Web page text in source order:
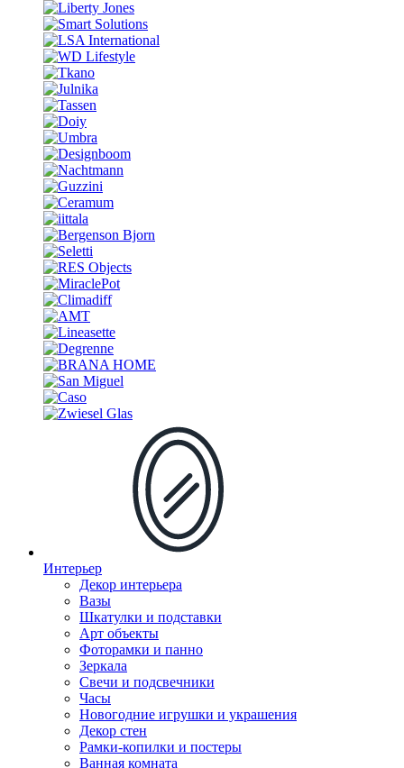
Интерьер
Декор интерьера
Вазы
Шкатулки и подставки
Арт объекты
Фоторамки и панно
Зеркала
Свечи и подсвечники
Часы
Новогодние игрушки и украшения
Декор стен
Рамки-копилки и постеры
Ванная комната